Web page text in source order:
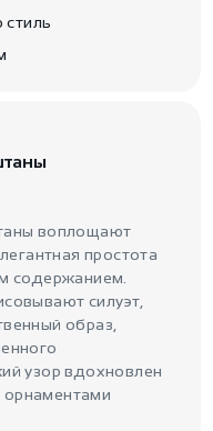
стиль
воплощают
простота
содержанием.
силуэт,
образ,
узор вдохновлен